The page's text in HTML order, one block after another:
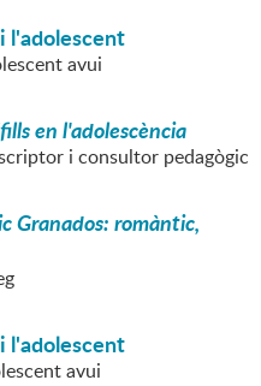
l'adolescent
avui
en l'adolescència
i consultor pedagògic
Granados: romàntic,
l'adolescent
avui